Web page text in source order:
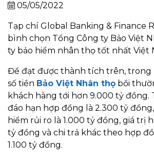
05/05/2022
Tạp chí Global Banking & Finance
bình chọn Tổng Công ty Bảo Việt
ty bảo hiểm nhân thọ tốt nhất Việt
Để đạt được thành tích trên, trong
số tiền Bảo Việt Nhân thọ bồi
khách hàng tới hơn 9.000 tỷ đồng.
đáo hạn hợp đồng là 2.300 tỷ
hiểm rủi ro là 1.000 tỷ đồng, giá trị
tỷ đồng và chi trả khác theo hợp
1.100 tỷ đồng.